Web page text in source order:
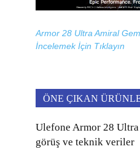
Armor 28 Ultra Amiral
İncelemek İçin Tıklayın
ÖNE ÇIKAN
Ulefone Armor 28 Ultra
görüş ve teknik veriler